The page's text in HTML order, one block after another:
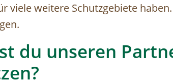
viele weitere Schutzgebiete
du unseren